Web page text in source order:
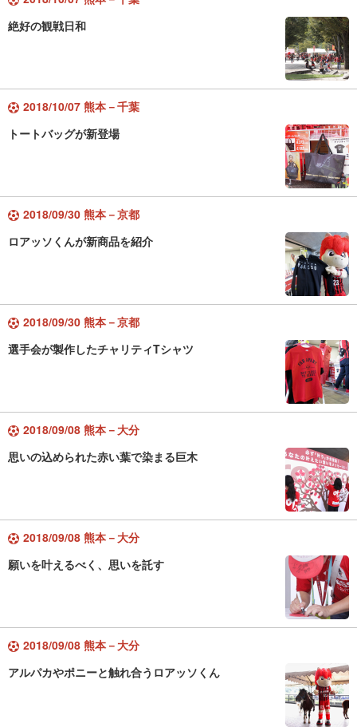
絶好の観戦日和
2018/10/07 熊本－千葉
トートバッグが新登場
2018/09/30 熊本－京都
ロアッソくんが新商品を紹介
2018/09/30 熊本－京都
選手会が製作したチャリティTシャツ
2018/09/08 熊本－大分
思いの込められた赤い葉で染まる巨木
2018/09/08 熊本－大分
願いを叶えるべく、思いを託す
2018/09/08 熊本－大分
アルパカやポニーと触れ合うロアッソくん